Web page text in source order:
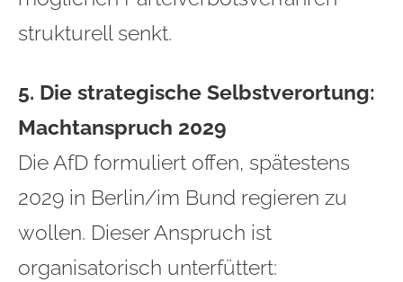
strukturell senkt.
5. Die strategische Selbstverortung:
Machtanspruch 2029
Die AfD formuliert offen, spätestens
2029 in Berlin/im Bund regieren zu
wollen. Dieser Anspruch ist
organisatorisch unterfüttert: